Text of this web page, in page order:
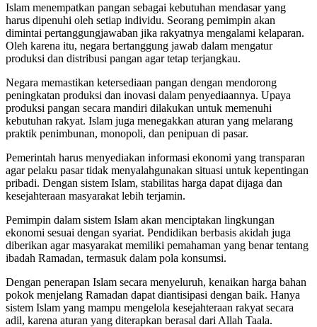
Islam menempatkan pangan sebagai kebutuhan mendasar yang
harus dipenuhi oleh setiap individu. Seorang pemimpin akan
dimintai pertanggungjawaban jika rakyatnya mengalami kelaparan.
Oleh karena itu, negara bertanggung jawab dalam mengatur
produksi dan distribusi pangan agar tetap terjangkau.
Negara memastikan ketersediaan pangan dengan mendorong
peningkatan produksi dan inovasi dalam penyediaannya. Upaya
produksi pangan secara mandiri dilakukan untuk memenuhi
kebutuhan rakyat. Islam juga menegakkan aturan yang melarang
praktik penimbunan, monopoli, dan penipuan di pasar.
Pemerintah harus menyediakan informasi ekonomi yang transparan
agar pelaku pasar tidak menyalahgunakan situasi untuk kepentingan
pribadi. Dengan sistem Islam, stabilitas harga dapat dijaga dan
kesejahteraan masyarakat lebih terjamin.
Pemimpin dalam sistem Islam akan menciptakan lingkungan
ekonomi sesuai dengan syariat. Pendidikan berbasis akidah juga
diberikan agar masyarakat memiliki pemahaman yang benar tentang
ibadah Ramadan, termasuk dalam pola konsumsi.
Dengan penerapan Islam secara menyeluruh, kenaikan harga bahan
pokok menjelang Ramadan dapat diantisipasi dengan baik. Hanya
sistem Islam yang mampu mengelola kesejahteraan rakyat secara
adil, karena aturan yang diterapkan berasal dari Allah Taala.